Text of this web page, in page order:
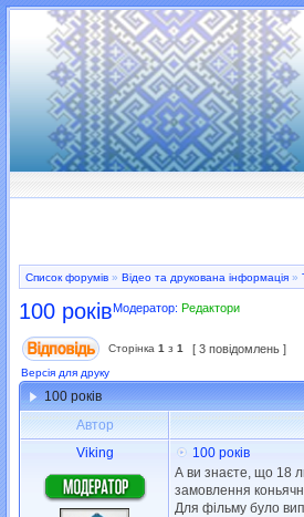
Список форумів » Відео та друкована інформація »
100 роківМодератор: Редактори
Сторінка 1 з 1 [ 3 повідомлень ]
Версія для друку
100 років
Автор
Viking
100 років
А ви знаєте, що 18
замовлення
Для фільму було